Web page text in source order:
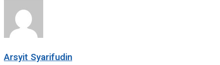
Arsyit Syarifudin